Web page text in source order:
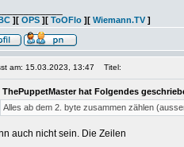
][ OPS ][ ToOFlo ][ Wiemann.TV ]
am: 15.03.2023, 13:47 Titel:
ThePuppetMaster hat Folgendes
Alles ab dem 2. byte zusammen zählen
auch nicht sein. Die Zeilen